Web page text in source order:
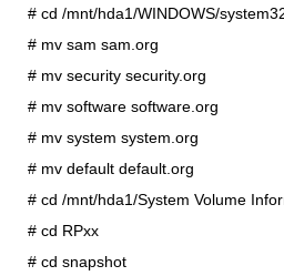
# cd /mnt/hda1/WINDOWS/
# mv sam sam.org
# mv security security.org
# mv software software.org
# mv system system.org
# mv default default.org
# cd /mnt/hda1/System Volume
# cd RPxx
# cd snapshot